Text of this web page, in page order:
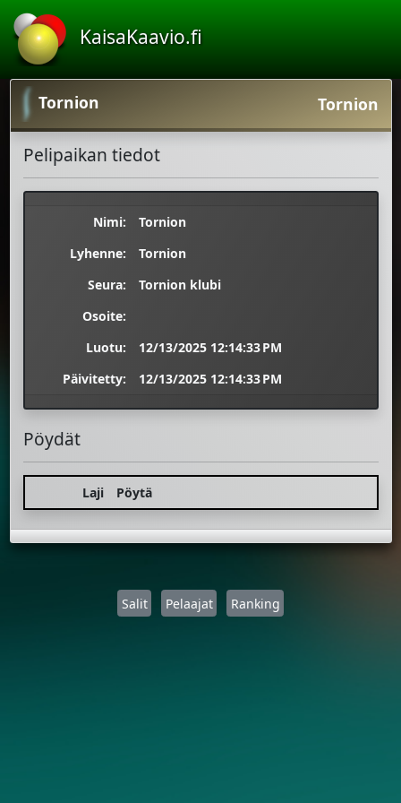
KaisaKaavio.fi
Tornion Tornion
Pelipaikan tiedot
Nimi:
Tornion
Lyhenne:
Tornion
Seura:
Tornion klubi
Osoite:
Luotu:
12/13/2025 12:14:33 PM
Päivitetty:
12/13/2025 12:14:33 PM
Pöydät
Laji Pöytä
Salit Pelaajat Ranking